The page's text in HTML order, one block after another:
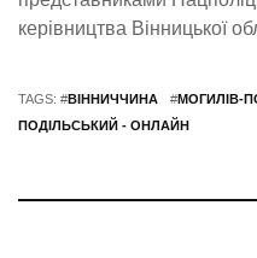
керівництва Вінницької
TAGS: #ВІННИЧЧИНА #МОГИЛІВ-
ПОДІЛЬСЬКИЙ - ОНЛАЙН